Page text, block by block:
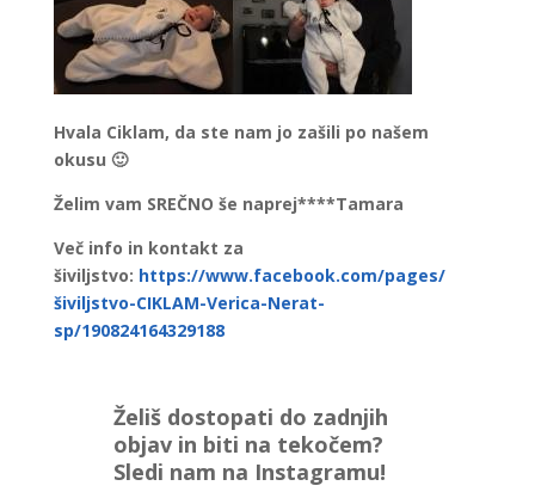
Hvala Ciklam, da ste nam jo zašili po našem
okusu 🙂
Želim vam SREČNO še naprej****Tamara
Več info in kontakt za
šiviljstvo: https://www.facebook.com/pages/
šiviljstvo-CIKLAM-Verica-Nerat-
sp/190824164329188
Želiš dostopati do zadnjih
objav in biti na tekočem?
Sledi nam na Instagramu!